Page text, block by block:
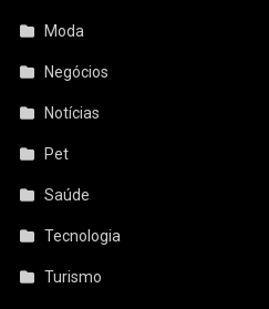
Moda
Negócios
Notícias
Pet
Saúde
Tecnologia
Turismo